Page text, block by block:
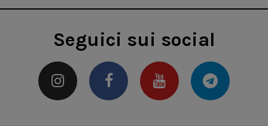
Seguici sui social